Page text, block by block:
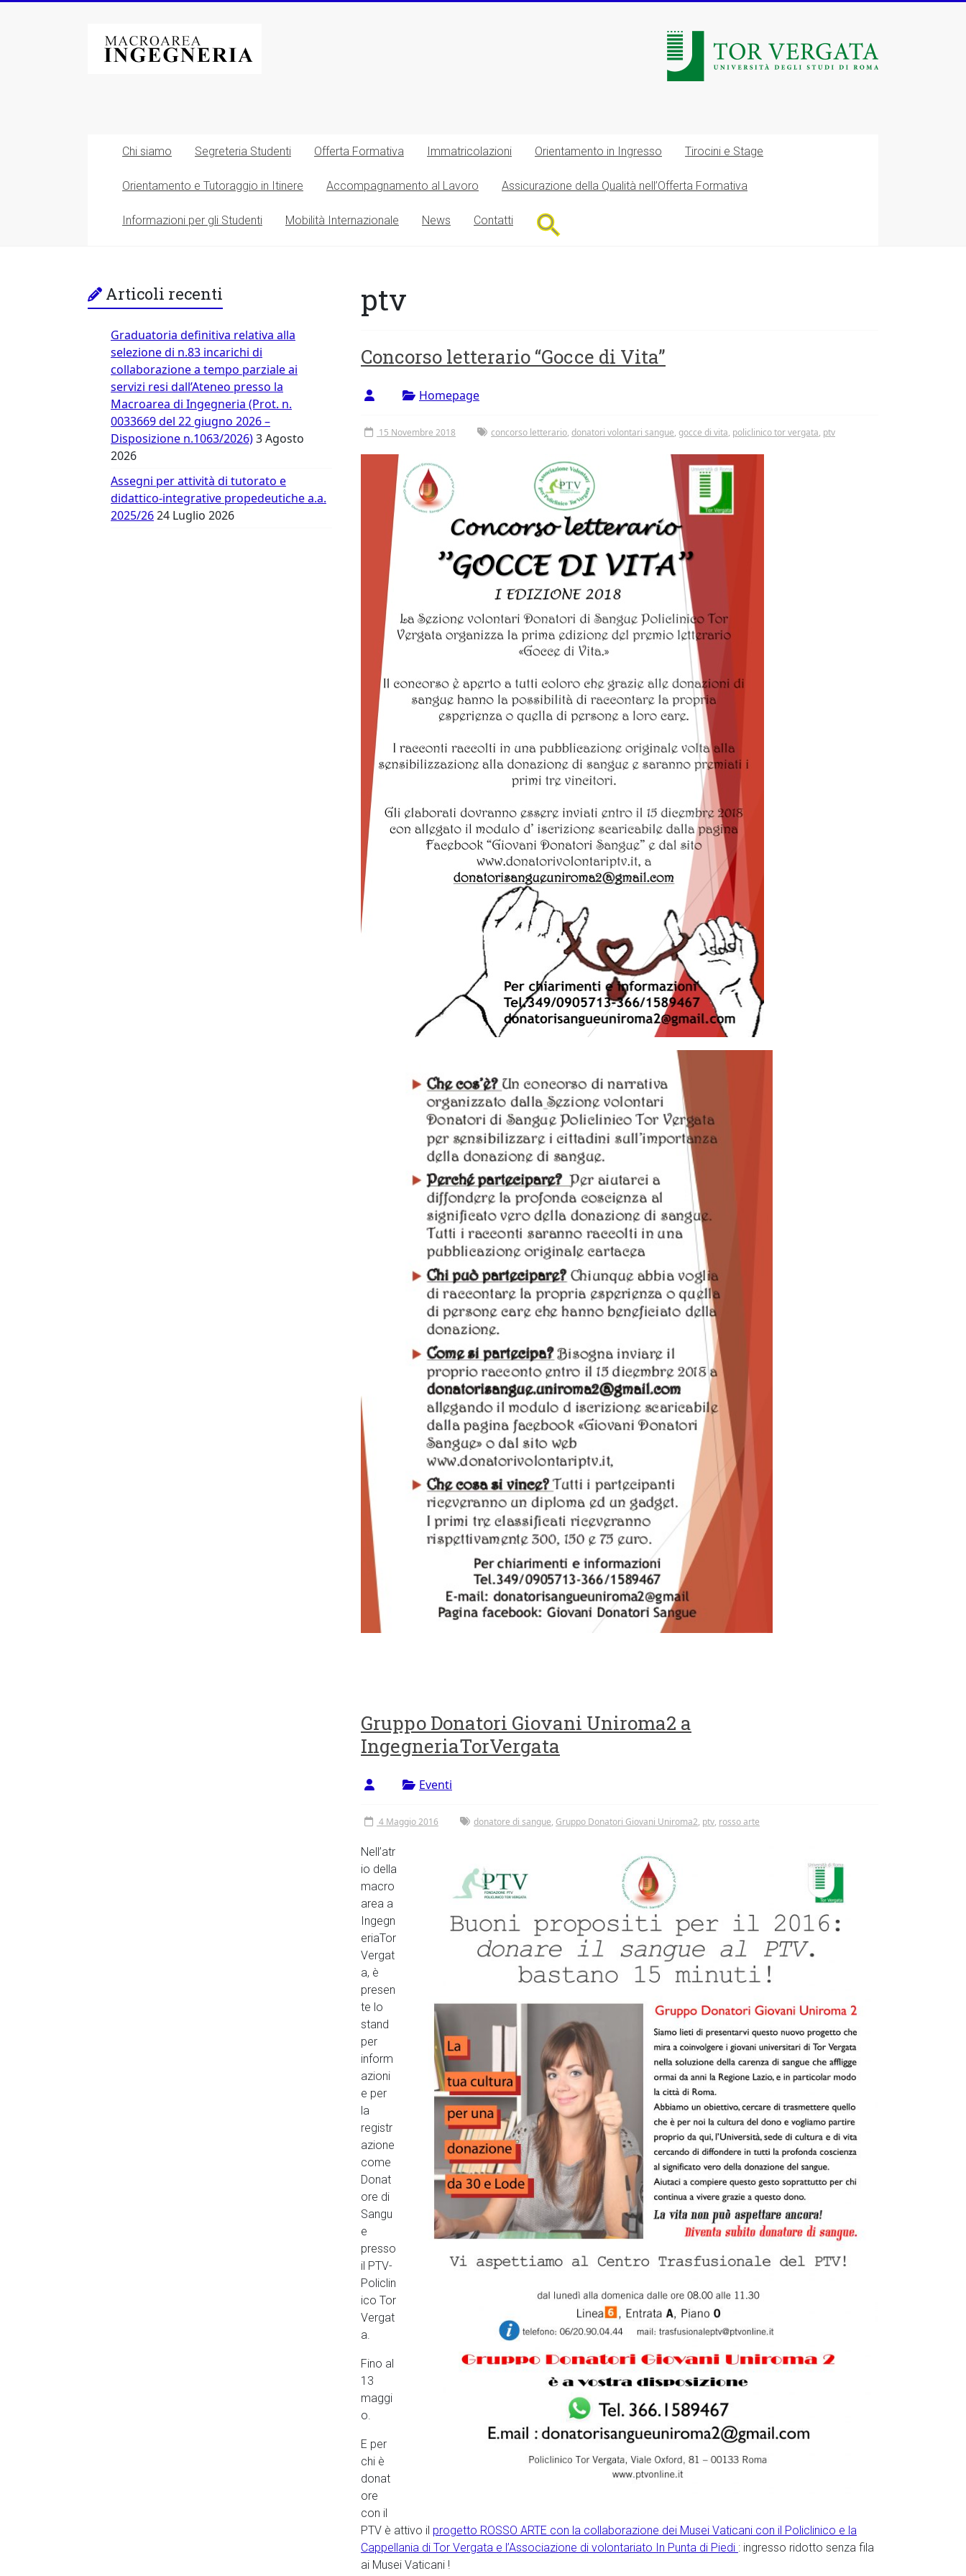
Macroarea
di
Università
degli
Studi
Tor
Vergata
Chi siamo Segreteria Studenti Offerta Formativa Immatricolazioni Orientamento in Ingresso Tirocini e Stage
Orientamento e Tutoraggio in Itinere Accompagnamento al Lavoro Assicurazione della Qualità nell’Offerta Formativa
Informazioni per gli Studenti Mobilità Internazionale News Contatti
ptv
Concorso letterario “Gocce di Vita”
Homepage
15 Novembre 2018 concorso letterario, donatori volontari sangue, gocce di vita, policlinico tor vergata, ptv
Gruppo Donatori Giovani Uniroma2 a
IngegneriaTorVergata
Eventi
4 Maggio 2016 donatore di sangue, Gruppo Donatori Giovani Uniroma2, ptv, rosso arte
Nell’atr
io della
macro
area a
Ingegn
eriaTor
Vergat
a, è
presen
te lo
stand
per
inform
azioni
e per
la
registr
azione
come
Donat
ore di
Sangu
e
presso
il PTV-
Policlin
ico Tor
Vergat
a.
Fino al
13
maggi
o.
E per
chi è
donat
ore
con il
PTV è attivo il progetto ROSSO ARTE con la collaborazione dei Musei Vaticani con il Policlinico e la
Cappellania di Tor Vergata e l’Associazione di volontariato In Punta di Piedi : ingresso ridotto senza fila
ai Musei Vaticani !
Articoli recenti
Graduatoria definitiva relativa alla
selezione di n.83 incarichi di
collaborazione a tempo parziale ai
servizi resi dall’Ateneo presso la
Macroarea di Ingegneria (Prot. n.
0033669 del 22 giugno 2026 –
Disposizione n.1063/2026)3 Agosto
2026
Assegni per attività di tutorato e
didattico-integrative propedeutiche a.a.
2025/2624 Luglio 2026